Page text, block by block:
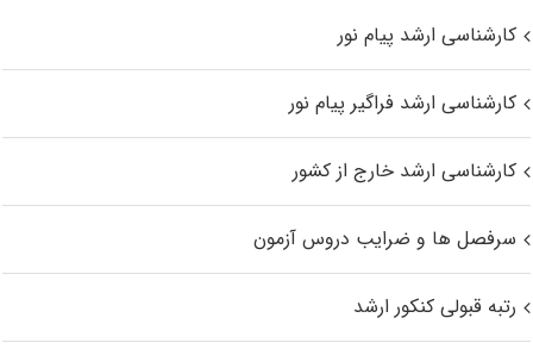
کارشناسی ارشد پیام نور
کارشناسی ارشد فراگیر پیام نور
کارشناسی ارشد خارج از کشور
سرفصل ها و ضرایب دروس آزمون
رتبه قبولی کنکور ارشد